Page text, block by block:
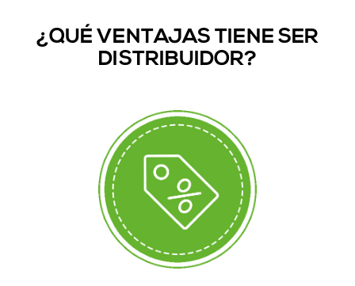
¿QUÉ VENTAJAS TIENE SER
DISTRIBUIDOR?